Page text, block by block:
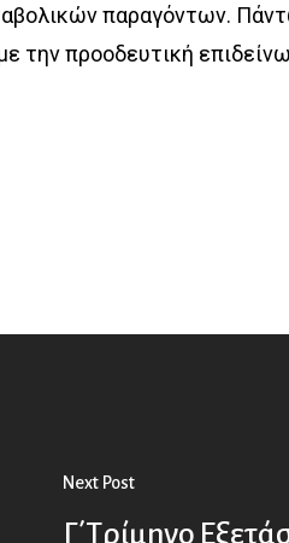
παραγόντων.
την προοδευτική
Next Post
Γ΄Τρίμηνο